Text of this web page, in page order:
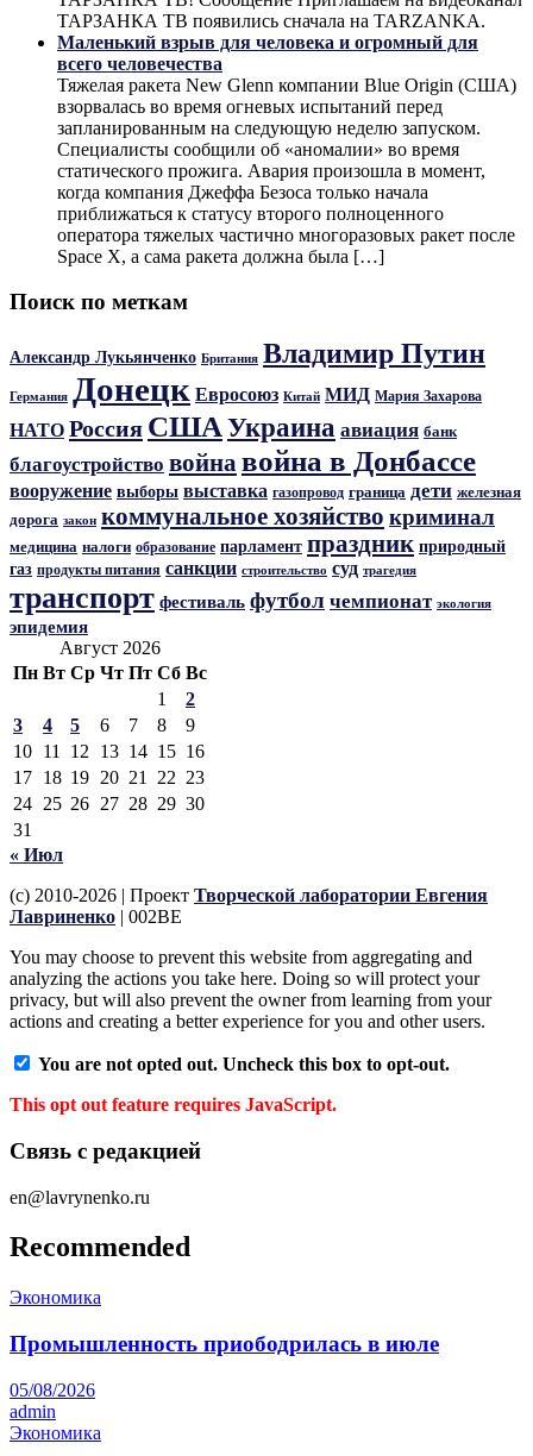
ТАРЗАНКА ТВ появились сначала на TARZANKA.
Маленький взрыв для человека и огромный для
всего человечества
Тяжелая ракета New Glenn компании Blue Origin (США)
взорвалась во время огневых испытаний перед
запланированным на следующую неделю запуском.
Специалисты сообщили об «аномалии» во время
статического прожига. Авария произошла в момент,
когда компания Джеффа Безоса только начала
приближаться к статусу второго полноценного
оператора тяжелых частично многоразовых ракет после
Space X, а сама ракета должна была […]
Поиск по меткам
Александр Лукьянченко Британия Владимир Путин
Германия Донецк Евросоюз Китай МИД Мария Захарова
НАТО Россия СШАУкраина авиация банк
благоустройство войнавойна в Донбассе
вооружение выборы выставка газопровод граница дети железная
дорога закон коммунальное хозяйство криминал
медицина налоги образование парламент праздник природный
газ продукты питания санкции строительство суд трагедия
транспорт фестиваль футбол чемпионат экология
эпидемия
Август 2026
Пн Вт Ср Чт Пт Сб Вс
1
2
3
4 5 6 7 8
9
10 11 12 13 14 15 16
17 18 19 20 21 22 23
24 25 26 27 28 29 30
31
« Июл
(c) 2010-2026 | Проект Творческой лаборатории Евгения
Лавриненко | 002BE
You may choose to prevent this website from aggregating and
analyzing the actions you take here. Doing so will protect your
privacy, but will also prevent the owner from learning from your
actions and creating a better experience for you and other users.
You are not opted out. Uncheck this box to opt-out.
This opt out feature requires JavaScript.
Связь с редакцией
en@lavrynenko.ru
Recommended
Экономика
Промышленность приободрилась в июле
05/08/2026
admin
Экономика